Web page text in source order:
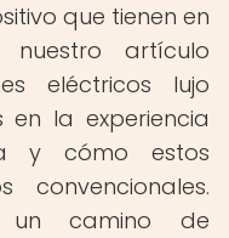
que tienen en
artículo
eléctricos lujo
en la experiencia
y cómo estos
un camino de